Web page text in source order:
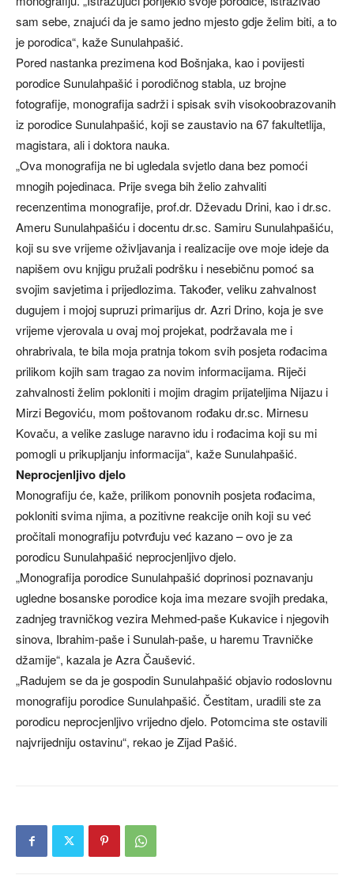
sam sebe, znajući da je samo jedno mjesto gdje želim biti, a to
je porodica“, kaže Sunulahpašić.
Pored nastanka prezimena kod Bošnjaka, kao i povijesti
porodice Sunulahpašić i porodičnog stabla, uz brojne
fotografije, monografija sadrži i spisak svih visokoobrazovanih
iz porodice Sunulahpašić, koji se zaustavio na 67 fakultetlija,
magistara, ali i doktora nauka.
„Ova monografija ne bi ugledala svjetlo dana bez pomoći
mnogih pojedinaca. Prije svega bih želio zahvaliti
recenzentima monografije, prof.dr. Dževadu Drini, kao i dr.sc.
Ameru Sunulahpašiću i docentu dr.sc. Samiru Sunulahpašiću,
koji su sve vrijeme oživljavanja i realizacije ove moje ideje da
napišem ovu knjigu pružali podršku i nesebičnu pomoć sa
svojim savjetima i prijedlozima. Također, veliku zahvalnost
dugujem i mojoj supruzi primarijus dr. Azri Drino, koja je sve
vrijeme vjerovala u ovaj moj projekat, podržavala me i
ohrabrivala, te bila moja pratnja tokom svih posjeta rođacima
prilikom kojih sam tragao za novim informacijama. Riječi
zahvalnosti želim pokloniti i mojim dragim prijateljima Nijazu i
Mirzi Begoviću, mom poštovanom rođaku dr.sc. Mirnesu
Kovaču, a velike zasluge naravno idu i rođacima koji su mi
pomogli u prikupljanju informacija“, kaže Sunulahpašić.
Neprocjenljivo djelo
Monografiju će, kaže, prilikom ponovnih posjeta rođacima,
pokloniti svima njima, a pozitivne reakcije onih koji su već
pročitali monografiju potvrđuju već kazano – ovo je za
porodicu Sunulahpašić neprocjenljivo djelo.
„Monografija porodice Sunulahpašić doprinosi poznavanju
ugledne bosanske porodice koja ima mezare svojih predaka,
zadnjeg travničkog vezira Mehmed-paše Kukavice i njegovih
sinova, Ibrahim-paše i Sunulah-paše, u haremu Travničke
džamije“, kazala je Azra Čaušević.
„Radujem se da je gospodin Sunulahpašić objavio rodoslovnu
monografiju porodice Sunulahpašić. Čestitam, uradili ste za
porodicu neprocjenljivo vrijedno djelo. Potomcima ste ostavili
najvrijedniju ostavinu“, rekao je Zijad Pašić.